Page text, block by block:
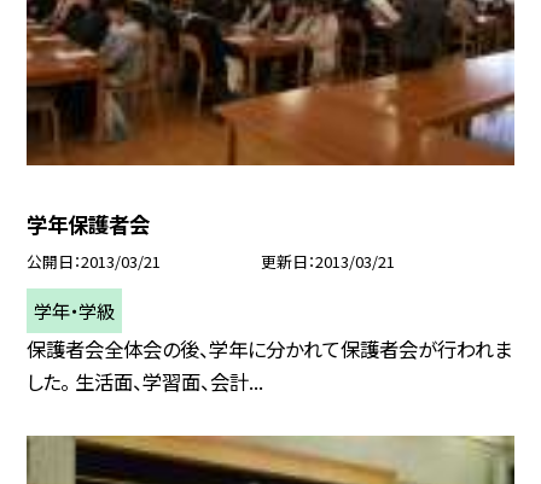
学年保護者会
公開日 2013/03/21 更新日 2013/03/21
学年・学級
保護者会全体会の後、学年に分かれて保護者会が行われま
した。 生活面、学習面、会計...